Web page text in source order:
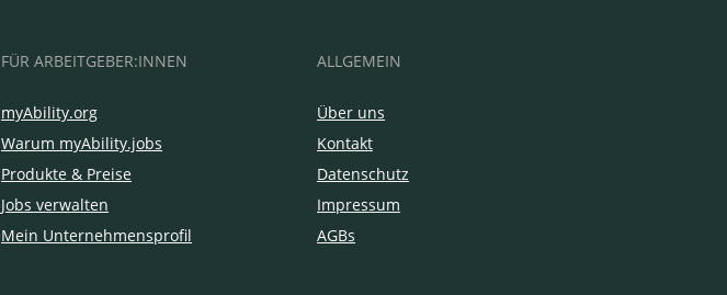
FÜR ARBEITGEBER:INNEN
myAbility.org
Warum myAbility.jobs
Produkte & Preise
Jobs verwalten
Mein Unternehmensprofil
ALLGEMEIN
Über uns
Kontakt
Datenschutz
Impressum
AGBs